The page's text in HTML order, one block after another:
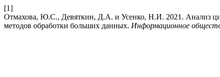
[1]
Отмахова, Ю.С., Девяткин, Д.А. и Усенко, Н.И. 2021. Анализ
методов обработки больших данных. Информационное